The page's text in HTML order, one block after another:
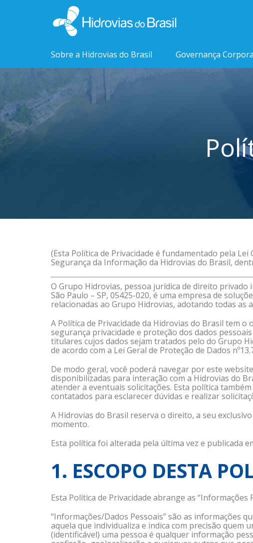
Sobre a Hidrovias do Brasil Governança
(Esta Política de Privacidade é fundamentado pela Lei
Segurança da Informação da Hidrovias do Brasil,
O Grupo Hidrovias, pessoa jurídica de direito privado
São Paulo – SP, 05425-020, é uma empresa de
relacionadas ao Grupo Hidrovias, adotando todas as
A Política de Privacidade da Hidrovias do Brasil tem
segurança privacidade e proteção dos dados
titulares cujos dados sejam tratados pelo do Grupo
de acordo com a Lei Geral de Proteção de Dados
De modo geral, você poderá navegar por este
disponibilizadas para interação com a Hidrovias do
atender a eventuais solicitações. Esta política
contatados para esclarecer dúvidas e realizar
A Hidrovias do Brasil reserva o direito, a seu
momento.
Esta política foi alterada pela última vez e publicada
1. ESCOPO DESTA
Esta Política de Privacidade abrange as
“Informações/Dados Pessoais” são as informações
aquela que individualiza e indica com precisão quem
(identificável) uma pessoa é qualquer informação